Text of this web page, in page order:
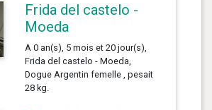
Frida del castelo -
Moeda
A 0 an(s), 5 mois et 20 jour(s),
Frida del castelo - Moeda,
Dogue Argentin femelle , pesait
28 kg.